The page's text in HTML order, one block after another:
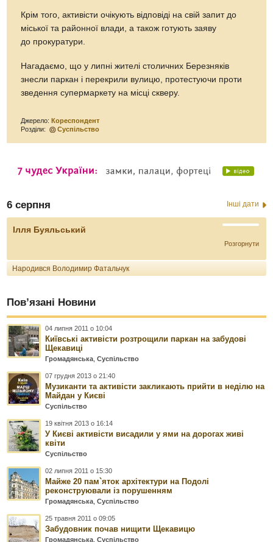
Крім того, активісти очікують відповіді на свій запит до
міської та районної влади, а також готують заяву
до прокуратури.
Нагадаємо, що у липні жителі столичних Березняків
знесли паркан і перекрили вулицю, протестуючи проти
зведення супермаркету на місці скверу.
Джерело:Кореспондент
Розділи:
Суспільство
6 серпня Інші дати
Ілля Буяльський
Розгорнути
Народився Володимир Фатальчук
Пов’язані Новини
04 липня 2011 о 10:04
Київські активісти розтрощили паркан на забудові
Щекавиці
Громадянська ,Суспільство
07 грудня 2013 о 21:40
Музиканти та активісти закликають прийти в неділю на
Майдан у Києві
Суспільство
19 квітня 2013 о 16:14
У Києві активісти висадили у ями на дорогах живі
квіти
Суспільство
02 липня 2011 о 15:30
Майже 20 пам`яток архітектури на Подолі
реконструювали із порушенням
Громадянська ,Суспільство
25 травня 2011 о 09:05
Забудовник почав нищити Щекавицю
Громадянська ,Суспільство